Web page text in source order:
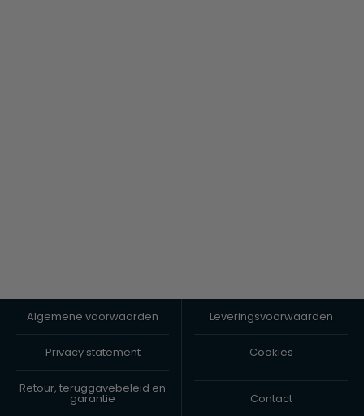
Algemene voorwaarden Leveringsvoorwaarden
Privacy statement Cookies
Retour, teruggavebeleid en
garantie Contact